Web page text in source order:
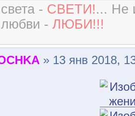
- СВЕТИ!... Не
- ЛЮБИ!!!
» 13 янв 2018,